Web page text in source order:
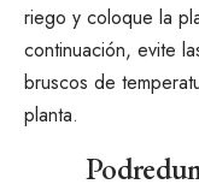
riego y coloque la
continuación, evite
bruscos de
planta.